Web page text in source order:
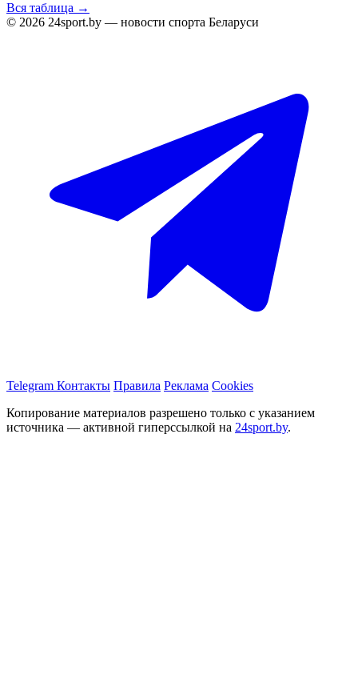
Вся таблица →
© 2026 24sport.by — новости спорта Беларуси
Telegram Контакты Правила Реклама Cookies
Копирование материалов разрешено только с указанием
источника — активной гиперссылкой на 24sport.by.